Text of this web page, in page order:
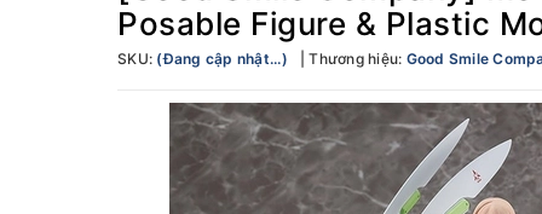
Posable Figure & Plastic
SKU: (Đang cập nhật...) Thương hiệu: Good Smile